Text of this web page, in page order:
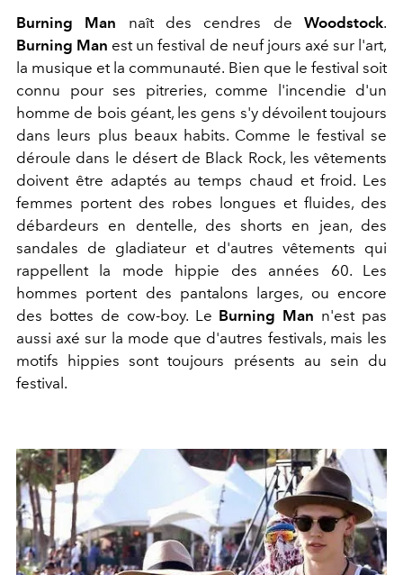
Burning Man naît des cendres deWoodstock.
Burning Man est un festival de neuf jours axé sur l'art,
la musique et la communauté. Bien que le festival soit
connu pour ses pitreries, comme l'incendie d'un
homme de bois géant, les gens s'y dévoilent toujours
dans leurs plus beaux habits. Comme le festival se
déroule dans le désert de Black Rock, les vêtements
doivent être adaptés au temps chaud et froid. Les
femmes portent des robes longues et fluides, des
débardeurs en dentelle, des shorts en jean, des
sandales de gladiateur et d'autres vêtements qui
rappellent la mode hippie des années 60. Les
hommes portent des pantalons larges, ou encore
des bottes de cow-boy. Le Burning Man n'est pas
aussi axé sur la mode que d'autres festivals, mais les
motifs hippies sont toujours présents au sein du
festival.